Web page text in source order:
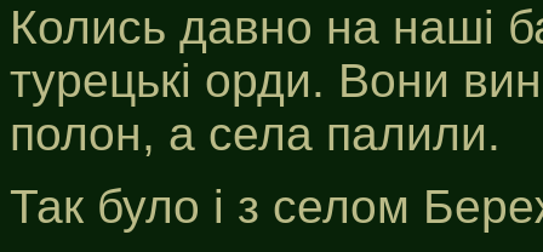
Колись давно на наші
турецькі орди. Вони
полон, а села палили.
Так було і з селом